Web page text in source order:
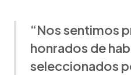
“Nos sentimos
honrados de
seleccionados